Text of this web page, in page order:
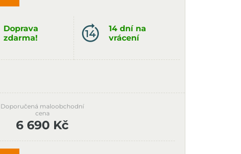
Doprava
zdarma!
14 dní na
vrácení
Doporučená maloobchodní
cena
6 690 Kč